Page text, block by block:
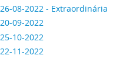
26-08-2022 - Extraordinária
09-2022
10-2022
11-2022